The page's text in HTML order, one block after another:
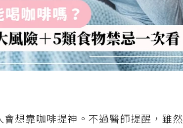
想靠咖啡提神。不過醫師提醒，雖然